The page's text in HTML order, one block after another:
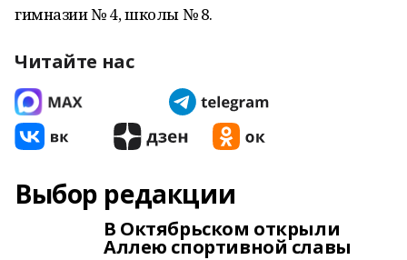
гимназии № 4, школы № 8.
Читайте нас
Выбор редакции
В Октябрьском открыли
Аллею спортивной славы